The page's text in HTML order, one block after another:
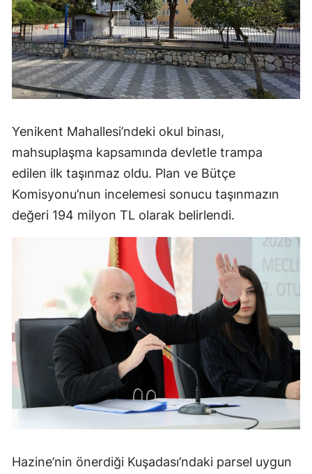
Yenikent Mahallesi’ndeki okul binası,
mahsuplaşma kapsamında devletle trampa
edilen ilk taşınmaz oldu. Plan ve Bütçe
Komisyonu’nun incelemesi sonucu taşınmazın
değeri 194 milyon TL olarak belirlendi.
Hazine’nin önerdiği Kuşadası’ndaki parsel uygun